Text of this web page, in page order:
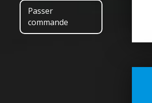
Passer
commande